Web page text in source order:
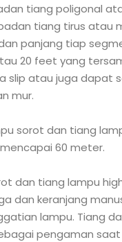
tiang poligonal
tiang tirus atau
panjang tiap
20 feet yang
slip atau juga dapat
mur.
sorot dan tiang
60 meter.
dan tiang lampu
dan keranjang
lampu. Tiang
pengaman